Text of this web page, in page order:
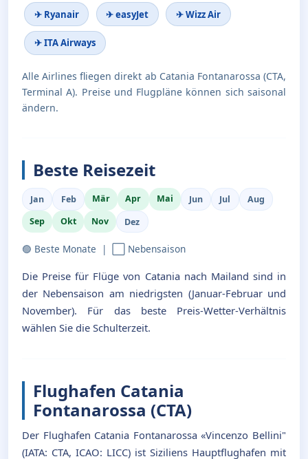
✈ Ryanair ✈ easyJet ✈ Wizz Air
✈ ITA Airways
Alle Airlines fliegen direkt ab Catania Fontanarossa (CTA,
Terminal A). Preise und Flugpläne können sich saisonal
ändern.
Beste Reisezeit
Jan Feb Mär Apr Mai Jun Jul
Aug
Sep
Okt Nov Dez
🟢 Beste Monate | ⬜ Nebensaison
Die Preise für Flüge von Catania nach Mailand sind in
der Nebensaison am niedrigsten (Januar-Februar und
November). Für das beste Preis-Wetter-Verhältnis
wählen Sie die Schulterzeit.
Flughafen Catania
Fontanarossa (CTA)
Der Flughafen Catania Fontanarossa «Vincenzo Bellini"
(IATA: CTA, ICAO: LICC) ist Siziliens Hauptflughafen mit